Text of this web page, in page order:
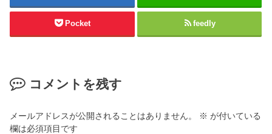
Pocket feedly
コメントを残す
メールアドレスが公開されることはありません。 ※ が付いている
欄は必須項目です